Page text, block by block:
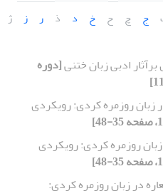
ج چ ح خ د ذ ر ز ژ
ادبی زبان ختنی[دوره
زبان روزمره کردی: رویکردی
روزمره کردی: رویکردی
در زبان روزمره کردی: